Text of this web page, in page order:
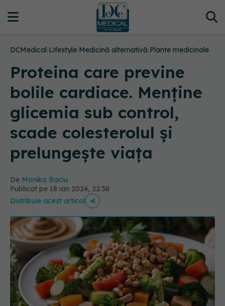
DCMedical›Lifestyle›Medicină alternativă›Plante medicinale
Proteina care previne
bolile cardiace. Menține
glicemia sub control,
scade colesterolul și
prelungește viața
De Monika Baciu
Publicat pe 18 ian 2024, 22:38
Distribuie acest articol